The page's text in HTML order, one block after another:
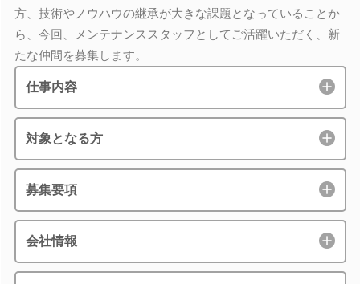
方、技術やノウハウの継承が大きな課題となっていることか
ら、今回、メンテナンススタッフとしてご活躍いただく、新
たな仲間を募集します。
仕事内容
対象となる方
募集要項
会社情報